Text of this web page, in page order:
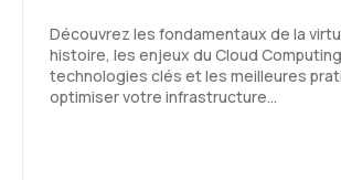
Dylan K.
mes espérances pour cette
Découvrez les fondamentaux de la
histoire, les enjeux du Cloud
technologies clés et les meilleures
optimiser votre infrastructure…